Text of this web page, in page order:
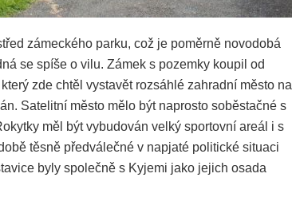
zámeckého parku, což je poměrně novodobá
se spíše o vilu. Zámek s pozemky koupil od
zde chtěl vystavět rozsáhlé zahradní město na
Satelitní město mělo být naprosto soběstačné s
měl být vybudován velký sportovní areál i s
těsně předválečné v napjaté politické situaci
byly společně s Kyjemi jako jejich osada